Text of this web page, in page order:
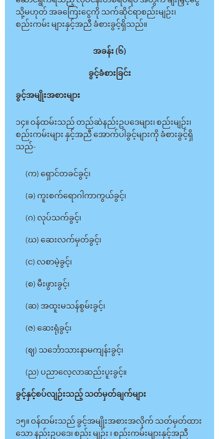
သို့မဟုတ် အခကြေးငွေကို သက်ဆိုင်ရာစည်းမျဉ်း၊
စည်းကမ်း များနှင့်အညီ ခံစားခွင့်ရှိသည်။
အခန်း (၆)
ခွင့်ခံစားခြင်း
ခွင့်အမျိုးအစားများ
၁၄။ ဝန်ထမ်းသည် တည်ဆဲနည်းဥပဒေများ၊ စည်းမျဉ်း၊
စည်းကမ်းများ နှင့်အညီ အောက်ပါခွင့်များကို ခံစားခွင့်ရှိ
သည်-
(က) ရှောင်တခင်ခွင့်၊
(ခ) ကူးစက်ရောဂါကာကွယ်ခွင့်၊
(ဂ) လုပ်သက်ခွင့်၊
(ဃ) ဆေးလက်မှတ်ခွင့်၊
(င) လစာမဲ့ခွင့်၊
(စ) မီးဖွားခွင့်၊
(ဆ) အထူးမသန်စွမ်းခွင့်၊
(ဇ) ဆေးရုံခွင့်၊
(ဈ) သင်္ဘောသားနာမကျန်းခွင့်၊
(ည) ပညာလေ့လာဆည်းပူးခွင့်။
ခွင့်နှင့်စပ်လျဉ်းသည့် သတ်မှတ်ချက်များ
၁၅။ ဝန်ထမ်းသည် ခွင့်အမျိုးအစားအလိုက် သတ်မှတ်ထား
သော နည်းဥပဒေ၊ စည်း မျဉ်း ၊ စည်းကမ်းများနှင့်အညီ